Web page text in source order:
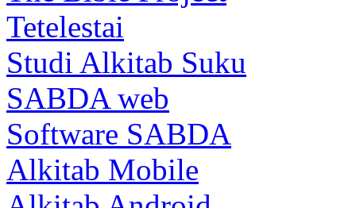
Tetelestai
Studi Alkitab Suku
SABDA web
Software SABDA
Alkitab Mobile